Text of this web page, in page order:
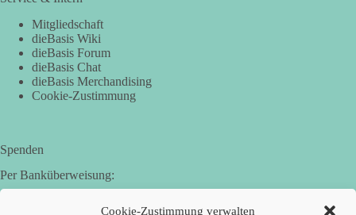
Cookie-Zustimmung verwalten
Mitgliedschaft
dieBasis Wiki
dieBasis Forum
dieBasis Chat
dieBasis Merchandising
Cookie-Zustimmung
Spenden
Per Banküberweisung:
Basisdemokratische Partei Deutschland in Bayern e.V.